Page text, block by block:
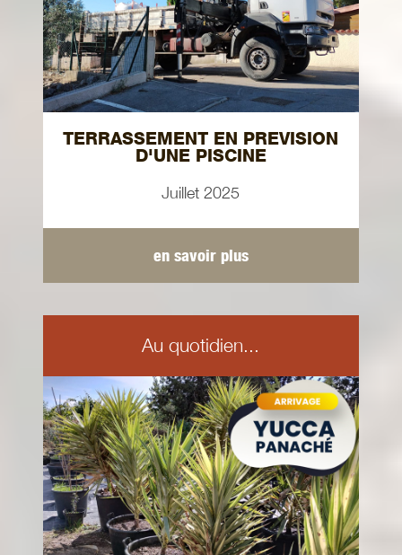
TERRASSEMENT EN PREVISION
D'UNE PISCINE
Juillet 2025
en savoir plus
Au quotidien...